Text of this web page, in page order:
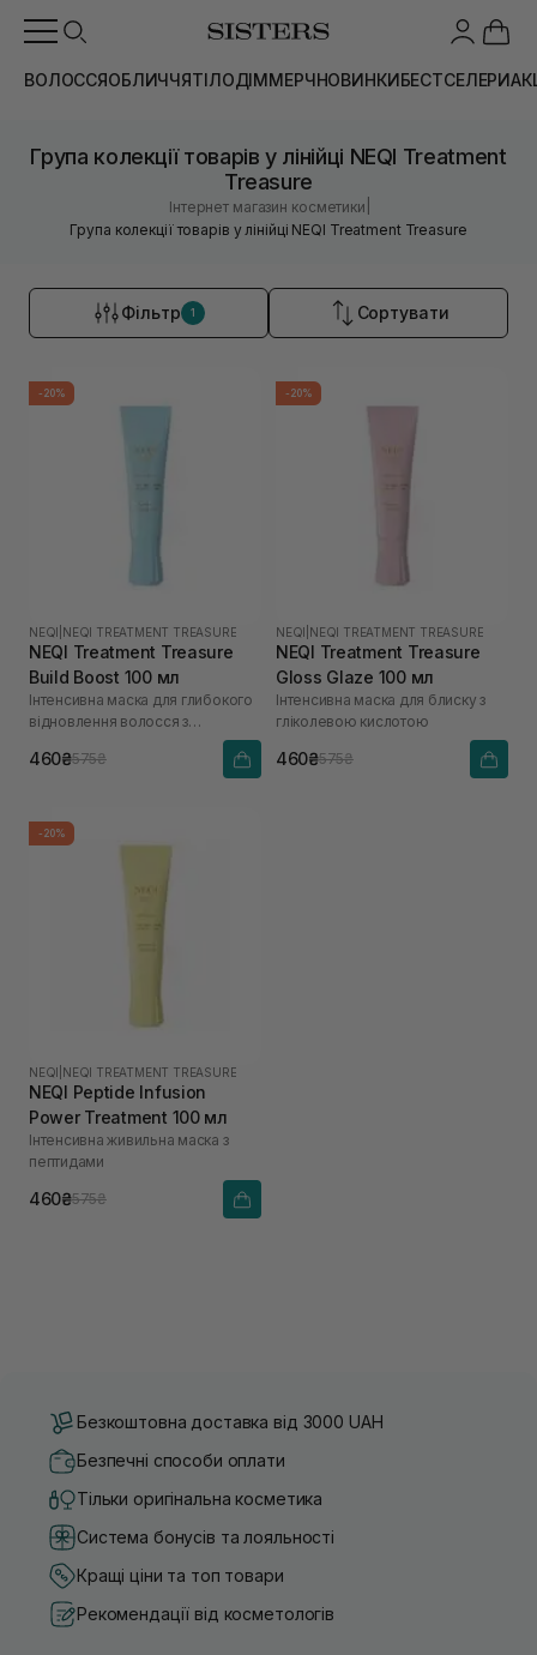
ВОЛОССЯОБЛИЧЧЯТІЛОДІММЕРЧНОВИНКИБЕСТСЕЛЕРИ
Група колекції товарів у лінійці NEQI Treatment
Treasure
Інтернет магазин косметики
Група колекції товарів у лінійці NEQI Treatment Treasure
Фільтр 1 Сортувати
-20%
NEQI NEQI TREATMENT TREASURE
NEQI Treatment Treasure
Build Boost 100 мл
Інтенсивна маска для глибокого
відновлення волосся з
460₴575₴
-20%
NEQI NEQI TREATMENT TREASURE
NEQI Treatment Treasure
Gloss Glaze 100 мл
Інтенсивна маска для блиску з
гліколевою кислотою
460₴575₴
-20%
NEQI NEQI TREATMENT TREASURE
NEQI Peptide Infusion
Power Treatment 100 мл
Інтенсивна живильна маска з
пептидами
460₴575₴
Безкоштовна доставка від 3000 UAH
Безпечні способи оплати
Тільки оригінальна косметика
Система бонусів та лояльності
Кращі ціни та топ товари
Рекомендації від косметологів